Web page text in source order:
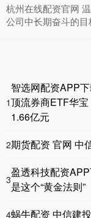
杭州在线配资官网
公司中长期奋斗的目
1
智选网配资APP
顶流券商ETF华
1.66亿元
2期货配资 官网 中
3
盈透科技配资
是这个“黄金法则”
4蜗牛配资 中信建